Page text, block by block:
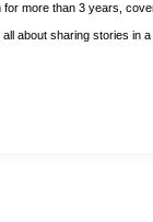
for more than 3 years,
about sharing stories in